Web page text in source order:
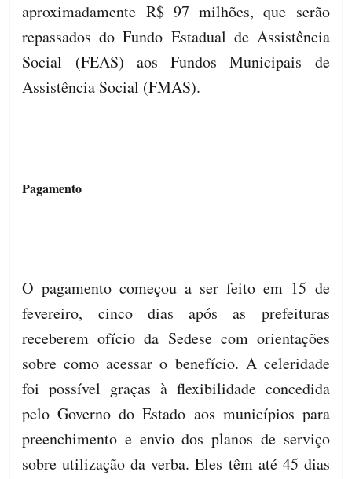
aproximadamente R$ 97 milhões, que serão
repassados do Fundo Estadual de Assistência
Social (FEAS) aos Fundos Municipais de
Assistência Social (FMAS).
Pagamento
O pagamento começou a ser feito em 15 de
fevereiro, cinco dias após as prefeituras
receberem ofício da Sedese com orientações
sobre como acessar o benefício. A celeridade
foi possível graças à flexibilidade concedida
pelo Governo do Estado aos municípios para
preenchimento e envio dos planos de serviço
sobre utilização da verba. Eles têm até 45 dias